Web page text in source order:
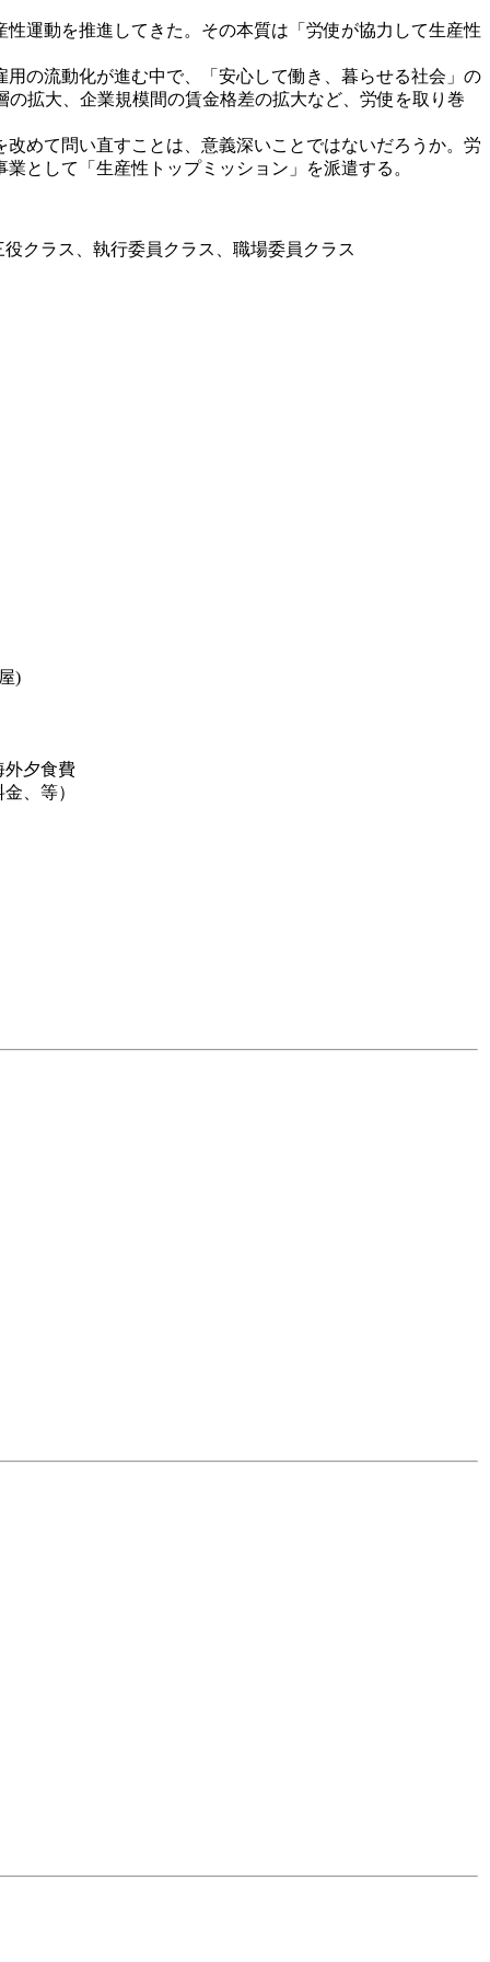
運動を推進してきた。その本質は「労使が協力して生産性
の流動化が進む中で、「安心して働き、暮らせる社会」の
拡大、企業規模間の賃金格差の拡大など、労使を取り巻
めて問い直すことは、意義深いことではないだろうか。労
として「生産性トップミッション」を派遣する。
クラス、執行委員クラス、職場委員クラス
)
夕食費
、等）